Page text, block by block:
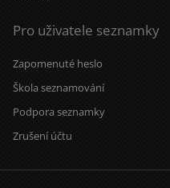
Pro uživatele seznamky
Zapomenuté heslo
Škola seznamování
Podpora seznamky
Zrušení účtu